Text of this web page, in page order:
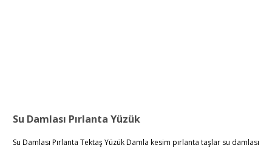
Su Damlası Pırlanta Yüzük
Su Damlası Pırlanta Tektaş Yüzük Damla kesim pırlanta taşlar su damlası